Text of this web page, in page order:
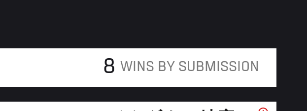
8 WINS BY SUBMISSION